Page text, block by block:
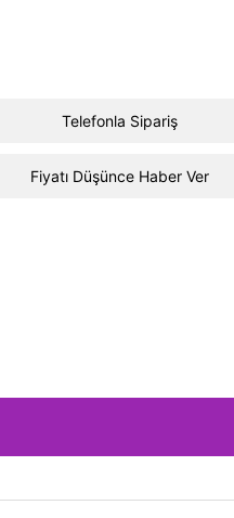
Telefonla Sipariş
Fiyatı Düşünce Haber Ver